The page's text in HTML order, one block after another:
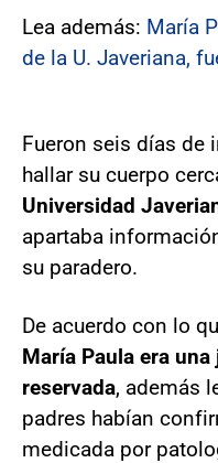
Lea además: María
de la U. Javeriana,
Fueron seis días de
hallar su cuerpo
Universidad
apartaba
su paradero.
De acuerdo con lo
María Paula era
reservada, además
padres habían
medicada por